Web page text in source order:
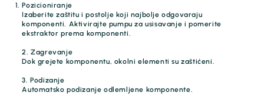
Pozicioniranje
Izaberite zaštitu i postolje koji najbolje odgovaraju
komponenti. Aktivirajte pumpu za usisavanje i pomerite
ekstraktor prema komponenti.
2. Zagrevanje
Dok grejete komponentu, okolni elementi su zaštićeni.
3. Podizanje
Automatsko podizanje odlemljene komponente.